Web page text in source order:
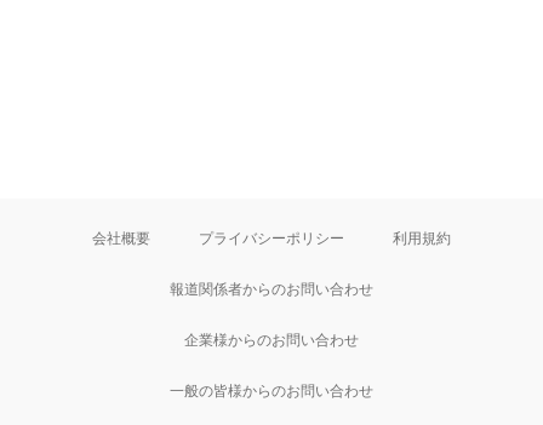
会社概要 プライバシーポリシー 利用規約
報道関係者からのお問い合わせ
企業様からのお問い合わせ
一般の皆様からのお問い合わせ